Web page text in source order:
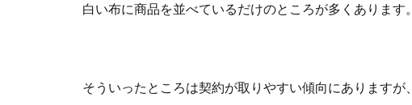
白い布に商品を並べているだけのところが多くあります。
そういったところは契約が取りやすい傾向にありますが、